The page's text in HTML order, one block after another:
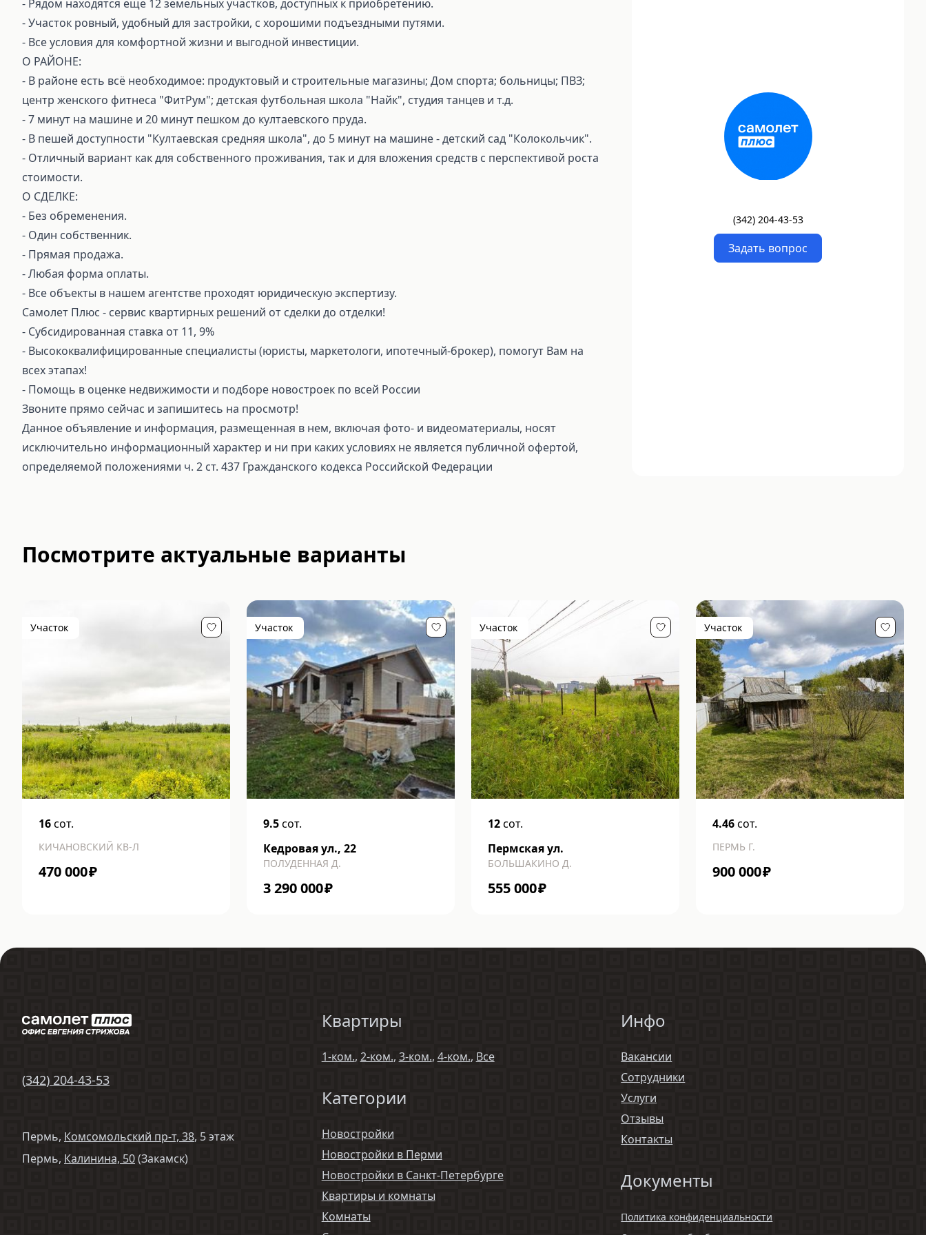
- Рядом находятся еще 12 земельных участков, доступных к приобретению.
- Участок ровный, удобный для застройки, с хорошими подъездными путями.
- Все условия для комфортной жизни и выгодной инвестиции.
О РАЙОНЕ:
- В районе есть всё необходимое: продуктовый и строительные магазины; Дом спорта; больницы; ПВЗ;
центр женского фитнеса "ФитРум"; детская футбольная школа "Найк", студия танцев и т.д.
- 7 минут на машине и 20 минут пешком до култаевского пруда.
- В пешей доступности "Култаевская средняя школа", до 5 минут на машине - детский сад "Колокольчик".
- Отличный вариант как для собственного проживания, так и для вложения средств с перспективой роста
стоимости.
О СДЕЛКЕ:
⁃ Без обременения.
⁃ Один собственник.
⁃ Прямая продажа.
⁃ Любая форма оплаты.
⁃ Все объекты в нашем агентстве проходят юридическую экспертизу.
Самолет Плюс - сервис квартирных решений от сделки до отделки!
⁃ Субсидированная ставка от 11, 9%
⁃ Высококвалифицированные специалисты (юристы, маркетологи, ипотечный-брокер), помогут Вам на
всех этапах!
⁃ Помощь в оценке недвижимости и подборе новостроек по всей России
Звоните прямо сейчас и запишитесь на просмотр!
Данное объявление и информация, размещенная в нем, включая фото- и видеоматериалы, носят
исключительно информационный характер и ни при каких условиях не является публичной офертой,
определяемой положениями ч. 2 ст. 437 Гражданского кодекса Российской Федерации
(342) 204-43-53
Задать вопрос
Посмотрите актуальные варианты
Участок
16сот.
КИЧАНОВСКИЙ КВ-Л
470 000₽
Участок
9.5сот.
Кедровая ул., 22
ПОЛУДЕННАЯ Д.
3 290 000₽
Участок
12сот.
Пермская ул.
БОЛЬШАКИНО Д.
555 000₽
Участок
4.46сот.
ПЕРМЬ Г.
900 000₽
(342) 204-43-53
Пермь, Комсомольский пр-т, 38, 5 этаж
Пермь, Калинина, 50(Закамск)
Квартиры
1-ком., 2-ком., 3-ком., 4-ком., Все
Категории
Новостройки
Новостройки в Перми
Новостройки в Санкт-Петербурге
Квартиры и комнаты
Комнаты
Инфо
Вакансии
Сотрудники
Услуги
Отзывы
Контакты
Документы
Политика конфиденциальности